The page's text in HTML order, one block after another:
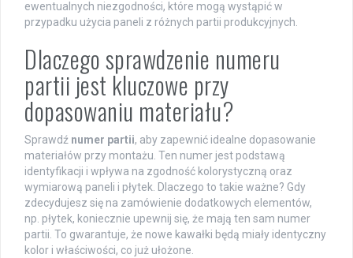
ewentualnych niezgodności, które mogą wystąpić w
przypadku użycia paneli z różnych partii produkcyjnych.
Dlaczego sprawdzenie numeru
partii jest kluczowe przy
dopasowaniu materiału?
Sprawdź numer partii, aby zapewnić idealne dopasowanie
materiałów przy montażu. Ten numer jest podstawą
identyfikacji i wpływa na zgodność kolorystyczną oraz
wymiarową paneli i płytek. Dlaczego to takie ważne? Gdy
zdecydujesz się na zamówienie dodatkowych elementów,
np. płytek, koniecznie upewnij się, że mają ten sam numer
partii. To gwarantuje, że nowe kawałki będą miały identyczny
kolor i właściwości, co już ułożone.